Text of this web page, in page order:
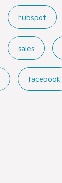
hubspot
sales
facebook